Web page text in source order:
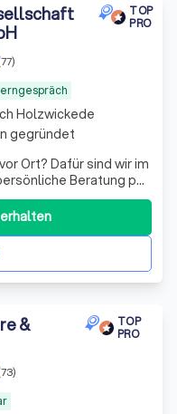
TOP
PRO
Ort? Dafür sind wir im
Beratung per
- wir sehen uns!
Holzwickede
gegründet
&
TOP
PRO